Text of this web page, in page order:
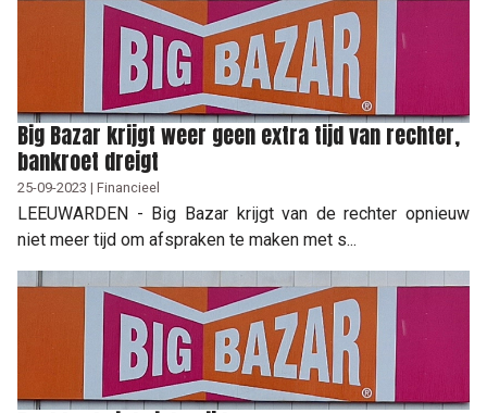
Big Bazar krijgt weer geen extra tijd van rechter,
bankroet dreigt
25-09-2023 | Financieel
LEEUWARDEN - Big Bazar krijgt van de rechter opnieuw
niet meer tijd om afspraken te maken met s...